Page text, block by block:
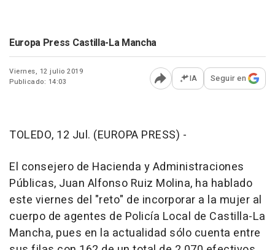
Europa Press Castilla-La Mancha
Viernes, 12 julio 2019
Publicado: 14:03
Abrir opciones para
IA Seguir en
TOLEDO, 12 Jul. (EUROPA PRESS) -
El consejero de Hacienda y Administraciones
Públicas, Juan Alfonso Ruiz Molina, ha hablado
este viernes del "reto" de incorporar a la mujer al
cuerpo de agentes de Policía Local de Castilla-La
Mancha, pues en la actualidad sólo cuenta entre